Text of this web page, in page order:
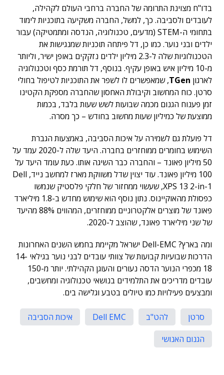
בדו"ח מצוינת התרומה של החברה ברחבי העולם לקהילה,
לעובדים ולסביבה. כך, למשל, החברה משקיעה בתוכניות לימוד
בתחומי ה-STEM (מדעים, טכנולוגיה, הנדסה ומתמטיקה) עבור
ילדים ובני נוער. כמו כן, דל פיתחה תוכניות שמנגישות את
הטכנולוגיות שלה ל-2.3 מיליון ילדים נזקקים באופן ישיר, וליותר
מ-10 מיליון איש באופן עקיף. בנוסף, דל תורמת כסף וטכנולוגיה
לארגון TGen, שמאפשרים לו לשפר את התוכניות לטיפול בחולי
סרטן. כוח המחשוב וקיבולת האחסון שהחברה מספקת הקטינו
זמן פענוח הגנום מכמה שבועות לשש שעות בלבד, בכמות
ממוצעת של כמיליון שעות מחשוב בחודש – כך מסרה.
דל פועלת גם לשמירה על איכות הסביבה, באמצעות הגברת
השימוש בחומרים ממוחזרים בחברה. היעד שלה ל-2020 עמד על
50 מיליון פאונד – והחברה כבר השיגה אותו. כעת עומד היעד על
100 מיליון פאונד. עוד יצוין שדל משווקת מארז למחשב נייד, Dell
XPS 13 2-in-1, שעשוי ממחזור של חלקי פלסטיק שנמשו
כפסולת מהאוקיינוס. נתון נוסף הוא שימוש מחדש ב-1.8 מיליארד
פאונד של מוצרים אלקטרוניים ממוחזרים, המהווים 88% מהיעד
של שני מיליארד פאונד, שהוצב ל-2020.
ומה בארץ? Dell-EMC ישראל מקיימת בחמש השנים האחרונות
הדרכות שבועיות קבועות של צוותי עובדים לבני נוער בגילאי 14-
18 מכפרי הנוער הדסה נעורים והעוגן הקהילתי. יותר מ-150
עובדים מדריכים את התלמידים בנושאי טכנולוגיה ומחשבים,
ומבצעים פעילויות כמו טיולים בטבע וגלישה בים.
סרטן להט"ב Dell EMC
איכות הסביבה
הגנום האנושי